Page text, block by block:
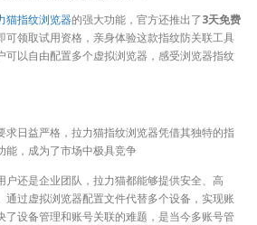
猫指纹浏览器的强大功能，官方还推出了3天免费
可领取试用资格，亲身体验这款指纹防关联工具
可以自由配置多个虚拟浏览器，感受浏览器指纹
求日益严格，拉力猫指纹浏览器凭借其独特的指
能，成为了市场中极具竞争
户还是企业团队，拉力猫都能够提供安全、高
通过虚拟浏览器配置文件代替多个设备，实现账
了设备管理和账号关联的难题，是当今多账号管